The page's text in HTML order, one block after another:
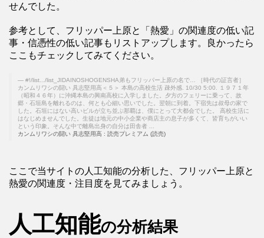
せんでした。
参考として、フリッパー上原と「熱愛」の関連度の低い記
事・信憑性の低い記事もリストアップします。良かったら
ここもチェックしてみてください。
#!/list.../list_JIDAINOSHOGENSHA弟もフリッパー上原の名で… ［時代の証言者］
カンムリワシの闘い 具志堅用高＜５＞ 本島の高校生活 疎外感. 10/30 5:00. １９７１年
（昭和４６年）に沖縄本島の興南高校に入学しました。夕方のフェリーに乗って、故
郷・石垣島を離れるのは、何とも心細い思いでした。翌朝に到着。下宿先は叔母の家で
した。石垣にはない高いビルが立ち並ぶ那覇は、僕にとって大都会でした。 高校生活に
はなじめませんでした。生徒は地元の中小企業や商店主の息子が多くて、皆育ちがいい
という印象。そんな中で離島出身の自分は田舎者 ...
カンムリワシの闘い 具志堅用高 : 読売プレミアム (読売)
ここで当サイトの人工知能の分析した、フリッパー上原と
熱愛の関連度・注目度を見てみましょう。
人工知能の分析結果